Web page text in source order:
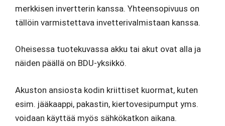
merkkisen invertterin kanssa. Yhteensopivuus on
tällöin varmistettava invetterivalmistaan kanssa.
Oheisessa tuotekuvassa akku tai akut ovat alla ja
näiden päällä on BDU-yksikkö.
Akuston ansiosta kodin kriittiset kuormat, kuten
esim. jääkaappi, pakastin, kiertovesipumput yms.
voidaan käyttää myös sähkökatkon aikana.